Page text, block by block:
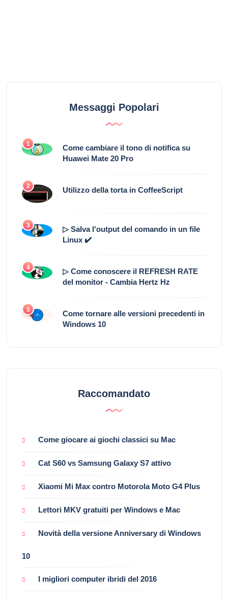
Messaggi Popolari
1
Come cambiare il tono di notifica su
Huawei Mate 20 Pro
2 Utilizzo della torta in CoffeeScript
3
▷ Salva l'output del comando in un file
Linux ✔️
4
▷ Come conoscere il REFRESH RATE
del monitor - Cambia Hertz Hz
5
Come tornare alle versioni precedenti in
Windows 10
Raccomandato
Come giocare ai giochi classici su Mac
Cat S60 vs Samsung Galaxy S7 attivo
Xiaomi Mi Max contro Motorola Moto G4 Plus
Lettori MKV gratuiti per Windows e Mac
Novità della versione Anniversary di Windows
10
I migliori computer ibridi del 2016